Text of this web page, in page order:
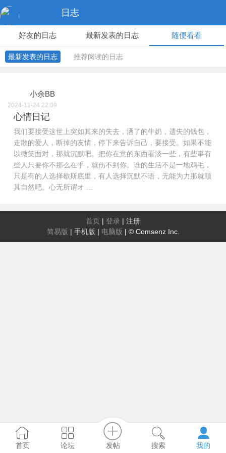
日志
好友的日志 最新发表的日志 随便看看
最新发表的日志 推荐阅读的日志
小余BB
2024-11-24 22:09
心情日记
我们要接受这世上突如其来的失去，洒了的牛奶，遗失的钱包，
走散的爱人，断掉的友情，停下来告诉自己，要接受。如果不能
以微笑面对，那就沉默吧。把你在意的东西看淡一些，有些事有
些人只要你不那么在乎，就伤不到你。谁的生活不是一地鸡毛，
只是有的人选择歇斯底里，有人选择沉默不语，无能为力那就顺
其自然吧。心无所谓オ ...
首页 | 登录 | 注册
简易版 | 手机版 | 电脑版 | © Comsenz Inc.
首页 论坛 发帖 搜索 我的